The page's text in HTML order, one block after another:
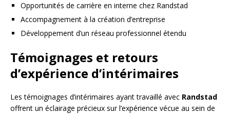
Opportunités de carrière en interne chez Randstad
Accompagnement à la création d’entreprise
Développement d’un réseau professionnel étendu
Témoignages et retours
d’expérience d’intérimaires
Les témoignages d’intérimaires ayant travaillé avec Randstad
offrent un éclairage précieux sur l’expérience vécue au sein de